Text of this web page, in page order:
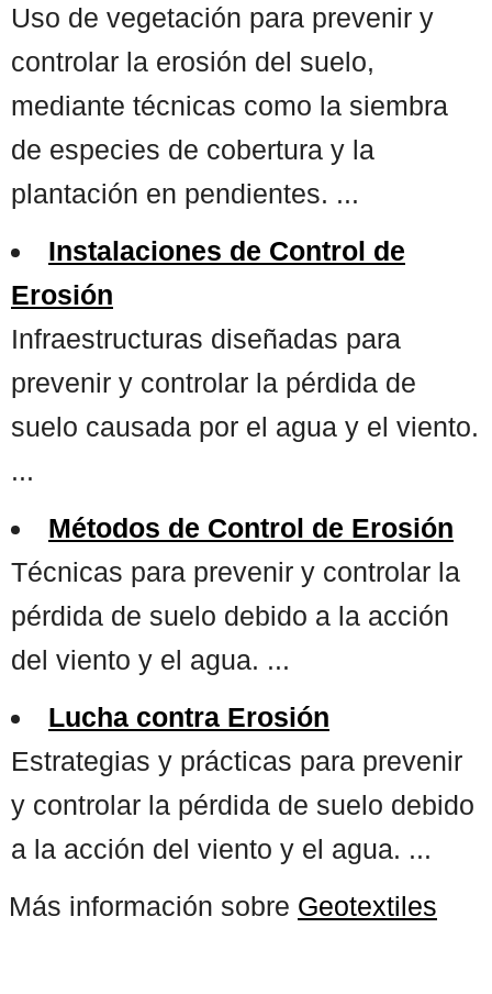
Uso de vegetación para prevenir y
controlar la erosión del suelo,
mediante técnicas como la siembra
de especies de cobertura y la
plantación en pendientes. ...
Instalaciones de Control de
Erosión
Infraestructuras diseñadas para
prevenir y controlar la pérdida de
suelo causada por el agua y el viento.
...
Métodos de Control de Erosión
Técnicas para prevenir y controlar la
pérdida de suelo debido a la acción
del viento y el agua. ...
Lucha contra Erosión
Estrategias y prácticas para prevenir
y controlar la pérdida de suelo debido
a la acción del viento y el agua. ...
Más información sobre Geotextiles